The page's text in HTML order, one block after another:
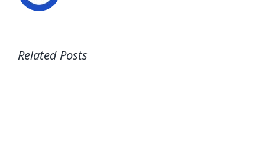
Related Posts